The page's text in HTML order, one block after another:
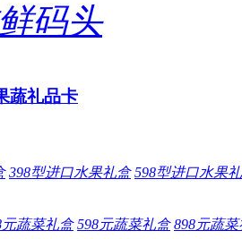
码头
蔬礼品卡
398型进口水果礼盒 598型进口水果
元蔬菜礼盒 598元蔬菜礼盒 898元蔬菜